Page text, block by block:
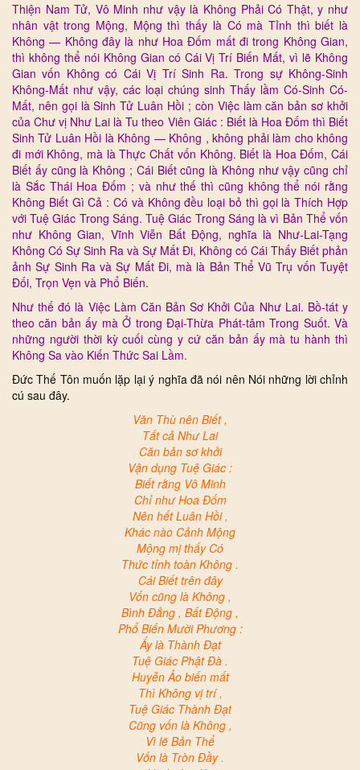
Thiện Nam Tử, Vô Minh như vậy là Không Phải Có Thật, y như
nhân vật trong Mộng, Mộng thì thấy là Có mà Tỉnh thì biết là
Không — Không đây là như Hoa Đốm mất đi trong Không Gian,
thì không thể nói Không Gian có Cái Vị Trí Biến Mất, vì lẽ Không
Gian vốn Không có Cái Vị Trí Sinh Ra. Trong sự Không-Sinh
Không-Mất như vậy, các loại chúng sinh Thấy lầm Có-Sinh Có-
Mất, nên gọi là Sinh Tử Luân Hồi ; còn Việc làm căn bản sơ khởi
của Chư vị Như Lai là Tu theo Viên Giác : Biết là Hoa Đốm thì Biết
Sinh Tử Luân Hồi là Không — Không , không phải làm cho không
đi mới Không, mà là Thực Chất vốn Không. Biết là Hoa Đốm, Cái
Biết ấy cũng là Không ; Cái Biết cũng là Không như vậy cũng chỉ
là Sắc Thái Hoa Đốm ; và như thế thì cũng không thể nói rằng
Không Biết Gì Cả : Có và Không đều loại bỏ thì gọi là Thích Hợp
với Tuệ Giác Trong Sáng. Tuệ Giác Trong Sáng là vì Bản Thể vốn
như Không Gian, Vĩnh Viễn Bất Động, nghĩa là Như-Lai-Tạng
Không Có Sự Sinh Ra và Sự Mất Đi, Không có Cái Thấy Biết phản
ảnh Sự Sinh Ra và Sự Mất Đi, mà là Bản Thể Vũ Trụ vốn Tuyệt
Đối, Trọn Vẹn và Phổ Biến.
Như thế đó là Việc Làm Căn Bản Sơ Khởi Của Như Lai. Bồ-tát y
theo căn bản ấy mà Ở trong Đại-Thừa Phát-tâm Trong Suốt. Và
những người thời kỳ cuối cùng y cứ căn bản ấy mà tu hành thì
Không Sa vào Kiến Thức Sai Lầm.
Đức Thế Tôn muốn lặp lại ý nghĩa đã nói nên Nói những lời chỉnh
cú sau đây.
Văn Thù nên Biết ,
Tất cả Như Lai
Căn bản sơ khởi
Vận dụng Tuệ Giác :
Biết rằng Vô Minh
Chỉ như Hoa Đốm
Nên hết Luân Hồi ,
Khác nào Cảnh Mộng
Mộng mị thấy Có
Thức tỉnh toàn Không .
Cái Biết trên đây
Vốn cũng là Không ,
Bình Đẳng , Bất Động ,
Phổ Biến Mười Phương :
Ấy là Thành Đạt
Tuệ Giác Phật Đà .
Huyễn Ảo biến mất
Thì Không vị trí ,
Tuệ Giác Thành Đạt
Cũng vốn là Không ,
Vì lẽ Bản Thể
Vốn là Tròn Đầy .